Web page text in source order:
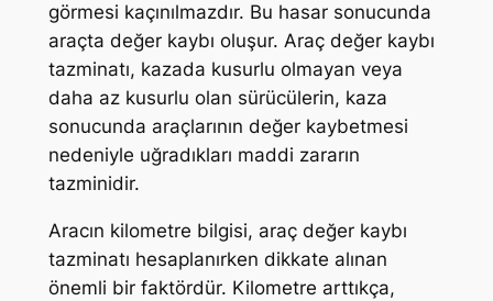
görmesi kaçınılmazdır. Bu hasar sonucunda
araçta değer kaybı oluşur. Araç değer kaybı
tazminatı, kazada kusurlu olmayan veya
daha az kusurlu olan sürücülerin, kaza
sonucunda araçlarının değer kaybetmesi
nedeniyle uğradıkları maddi zararın
tazminidir.
Aracın kilometre bilgisi, araç değer kaybı
tazminatı hesaplanırken dikkate alınan
önemli bir faktördür. Kilometre arttıkça,